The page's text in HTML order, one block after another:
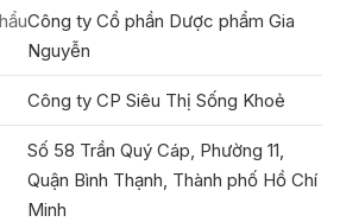
Công ty Cổ phần Dược phẩm Gia
Nguyễn
Công ty CP Siêu Thị Sống Khoẻ
Số 58 Trần Quý Cáp, Phường 11,
Quận Bình Thạnh, Thành phố Hồ Chí
Minh